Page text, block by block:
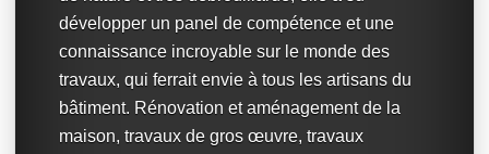
développer un panel de compétence et une
connaissance incroyable sur le monde des
travaux, qui ferrait envie à tous les artisans du
bâtiment. Rénovation et aménagement de la
maison, travaux de gros œuvre, travaux